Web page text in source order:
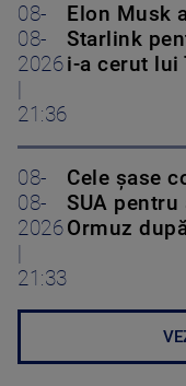
08-
08-
2026
|
21:36
Elon Musk
Starlink
i-a cerut lui
08-
08-
2026
|
21:33
Cele șase
SUA
Ormuz